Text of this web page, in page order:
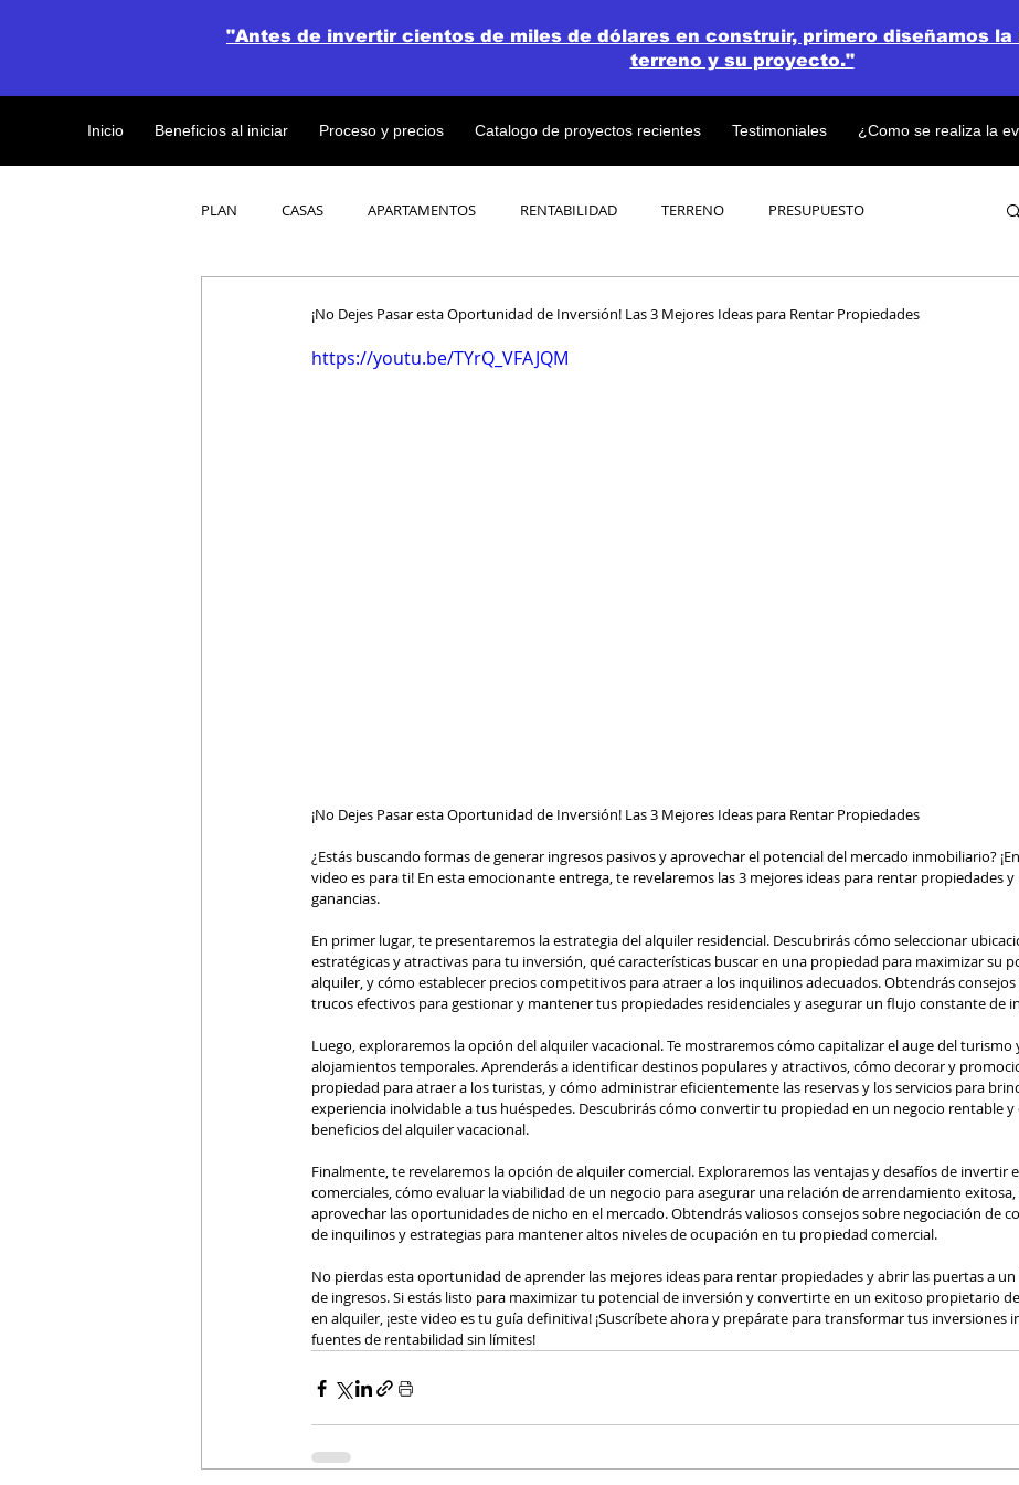
Inicio Beneficios al iniciar Proceso y precios Catalogo de proyectos recientes Testimoniales ¿Como se realiza la
"Antes de invertir cientos de miles de dólares en construir, primero diseñamos
terreno y su proyecto."
PLAN CASAS APARTAMENTOS RENTABILIDAD TERRENO PRESUPUESTO
¡No Dejes Pasar esta Oportunidad de Inversión! Las 3 Mejores Ideas para Rentar Propiedades
https://youtu.be/TYrQ_VFAJQM
¡No Dejes Pasar esta Oportunidad de Inversión! Las 3 Mejores Ideas para Rentar Propiedades
¿Estás buscando formas de generar ingresos pasivos y aprovechar el potencial del mercado inmobiliario?
video es para ti! En esta emocionante entrega, te revelaremos las 3 mejores ideas para rentar propiedades
ganancias.
En primer lugar, te presentaremos la estrategia del alquiler residencial. Descubrirás cómo seleccionar
estratégicas y atractivas para tu inversión, qué características buscar en una propiedad para maximizar su
alquiler, y cómo establecer precios competitivos para atraer a los inquilinos adecuados. Obtendrás
trucos efectivos para gestionar y mantener tus propiedades residenciales y asegurar un flujo constante de
Luego, exploraremos la opción del alquiler vacacional. Te mostraremos cómo capitalizar el auge del turismo
alojamientos temporales. Aprenderás a identificar destinos populares y atractivos, cómo decorar y
propiedad para atraer a los turistas, y cómo administrar eficientemente las reservas y los servicios para
experiencia inolvidable a tus huéspedes. Descubrirás cómo convertir tu propiedad en un negocio rentable
beneficios del alquiler vacacional.
Finalmente, te revelaremos la opción de alquiler comercial. Exploraremos las ventajas y desafíos de invertir
comerciales, cómo evaluar la viabilidad de un negocio para asegurar una relación de arrendamiento
aprovechar las oportunidades de nicho en el mercado. Obtendrás valiosos consejos sobre negociación de
de inquilinos y estrategias para mantener altos niveles de ocupación en tu propiedad comercial.
No pierdas esta oportunidad de aprender las mejores ideas para rentar propiedades y abrir las puertas a
de ingresos. Si estás listo para maximizar tu potencial de inversión y convertirte en un exitoso propietario
en alquiler, ¡este video es tu guía definitiva! ¡Suscríbete ahora y prepárate para transformar tus inversiones
fuentes de rentabilidad sin límites!